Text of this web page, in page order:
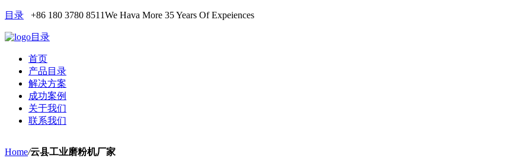
目录 +86 180 3780 8511We Hava More 35 Years Of Expeiences
目录
首页
产品目录
解决方案
成功案例
关于我们
联系我们
Home/云县工业磨粉机厂家